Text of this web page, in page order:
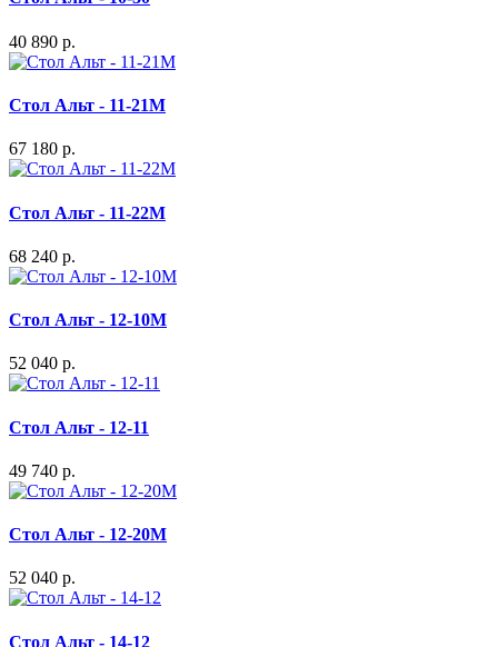
40 890 р.
Стол Альт - 11-21М
67 180 р.
Стол Альт - 11-22М
68 240 р.
Стол Альт - 12-10М
52 040 р.
Стол Альт - 12-11
49 740 р.
Стол Альт - 12-20М
52 040 р.
Стол Альт - 14-12